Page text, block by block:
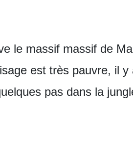
le massif massif de
est très pauvre, il
pas dans la